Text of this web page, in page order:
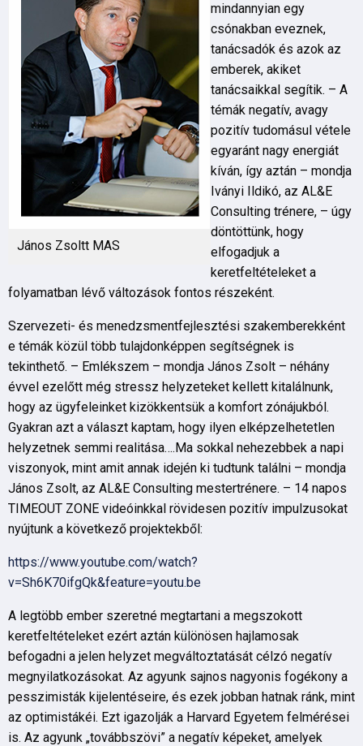
János Zsoltt MAS
mindannyian egy
csónakban eveznek,
tanácsadók és azok az
emberek, akiket
tanácsaikkal segítik. – A
témák negatív, avagy
pozitív tudomásul vétele
egyaránt nagy energiát
kíván, így aztán – mondja
Iványi Ildikó, az AL&E
Consulting trénere, – úgy
döntöttünk, hogy
elfogadjuk a
keretfeltételeket a
folyamatban lévő változások fontos részeként.
Szervezeti- és menedzsmentfejlesztési szakemberekként
e témák közül több tulajdonképpen segítségnek is
tekinthető. – Emlékszem – mondja János Zsolt – néhány
évvel ezelőtt még stressz helyzeteket kellett kitalálnunk,
hogy az ügyfeleinket kizökkentsük a komfort zónájukból.
Gyakran azt a választ kaptam, hogy ilyen elképzelhetetlen
helyzetnek semmi realitása….Ma sokkal nehezebbek a napi
viszonyok, mint amit annak idején ki tudtunk találni – mondja
János Zsolt, az AL&E Consulting mestertrénere. – 14 napos
TIMEOUT ZONE videóinkkal rövidesen pozitív impulzusokat
nyújtunk a következő projektekből:
https://www.youtube.com/watch?
v=Sh6K70ifgQk&feature=youtu.be
A legtöbb ember szeretné megtartani a megszokott
keretfeltételeket ezért aztán különösen hajlamosak
befogadni a jelen helyzet megváltoztatását célzó negatív
megnyilatkozásokat. Az agyunk sajnos nagyonis fogékony a
pesszimisták kijelentéseire, és ezek jobban hatnak ránk, mint
az optimistákéi. Ezt igazolják a Harvard Egyetem felmérései
is. Az agyunk „továbbszövi” a negatív képeket, amelyek